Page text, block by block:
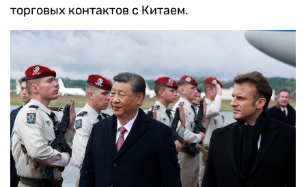
торговых контактов с Китаем.